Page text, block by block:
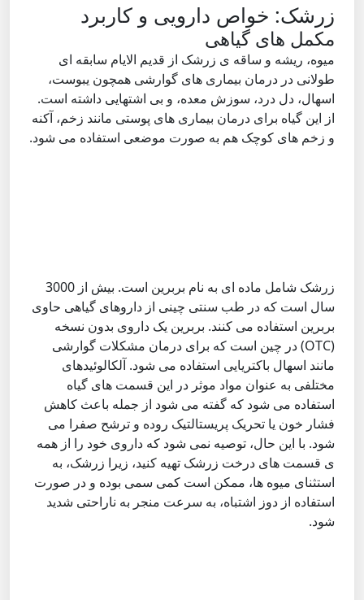
زرشک: خواص دارویی و کاربرد
مکمل های گیاهی
میوه، ریشه و ساقه ی زرشک از قدیم الایام سابقه ای
طولانی در درمان بیماری های گوارشی همچون یبوست،
اسهال، دل درد، سوزش معده، و بی اشتهایی داشته است.
از این گیاه برای درمان بیماری های پوستی مانند زخم، آکنه
و زخم های کوچک هم به صورت موضعی استفاده می شود.
زرشک شامل ماده ای به نام بربرین است. بیش از 3000
سال است که در طب سنتی چینی از داروهای گیاهی حاوی
بربرین استفاده می کنند. بربرین یک داروی بدون نسخه
(OTC) در چین است که برای درمان مشکلات گوارشی
مانند اسهال باکتریایی استفاده می شود. آلکالوئیدهای
مختلفی به عنوان مواد موثر در این قسمت های گیاه
استفاده می شود که گفته می شود از جمله باعث کاهش
فشار خون یا تحریک پریستالتیک روده و ترشح صفرا می
شود. با این حال، توصیه نمی شود که داروی خود را از همه
ی قسمت های درخت زرشک تهیه کنید، زیرا زرشک، به
استثنای میوه ها، ممکن است کمی سمی بوده و در صورت
استفاده از دوز اشتباه، به سرعت منجر به ناراحتی شدید
شود.